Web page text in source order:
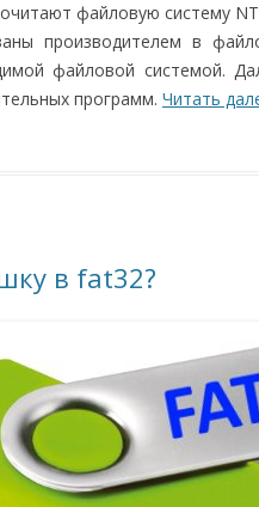
файловую систему
производителем в
файловой системой.
программ. Читать
в fat32?